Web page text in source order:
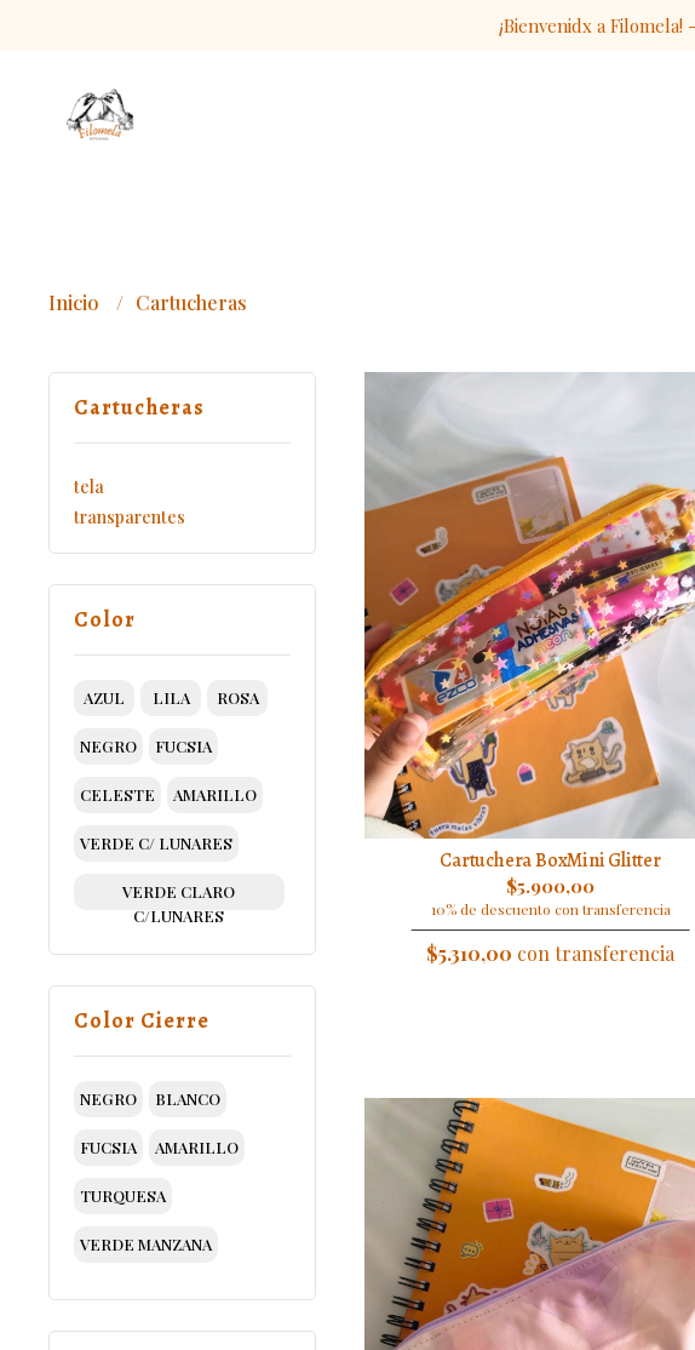
¡Bienvenidx a
Inicio Cartucheras
Cartucheras
tela
transparentes
Color
AZUL LILA ROSA
NEGRO FUCSIA
CELESTE AMARILLO
VERDE C/ LUNARES
VERDE CLARO
C/LUNARES
Color Cierre
NEGRO BLANCO
FUCSIA AMARILLO
TURQUESA
VERDE MANZANA
Cartuchera BoxMini Glitter
$5.900,00
10% de descuento con transferencia
$5.310,00 con transferencia